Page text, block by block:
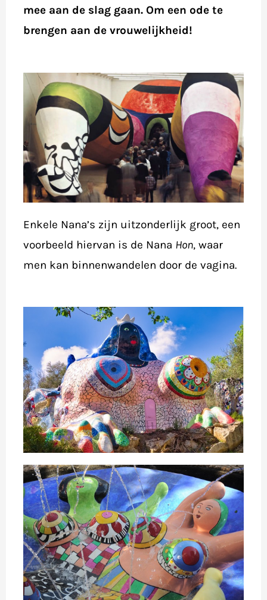
mee aan de slag gaan. Om een ode te
brengen aan de vrouwelijkheid!
Enkele Nana’s zijn uitzonderlijk groot, een
voorbeeld hiervan is de Nana Hon, waar
men kan binnenwandelen door de vagina.